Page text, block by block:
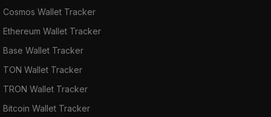
Cosmos Wallet Tracker
Ethereum Wallet Tracker
Base Wallet Tracker
TON Wallet Tracker
TRON Wallet Tracker
Bitcoin Wallet Tracker